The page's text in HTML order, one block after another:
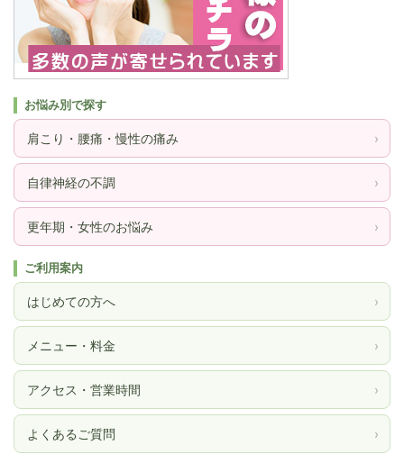
お悩み別で探す
肩こり・腰痛・慢性の痛み ›
自律神経の不調 ›
更年期・女性のお悩み ›
ご利用案内
はじめての方へ ›
メニュー・料金 ›
アクセス・営業時間 ›
よくあるご質問 ›